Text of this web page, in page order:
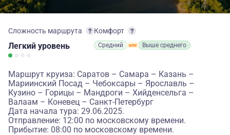
Сложность маршрута
Легкий уровень
Комфорт
Средний Выше среднего
Маршрут круиза: Саратов – Самара – Казань –
Мариинский Посад – Чебоксары – Ярославль –
Кузино – Горицы – Мандроги – Хийденсельга –
Валаам – Коневец – Санкт-Петербург
Дата начала тура: 29.06.2025.
Отправление: 12:00 по московскому времени.
Прибытие: 08:00 по московскому времени.